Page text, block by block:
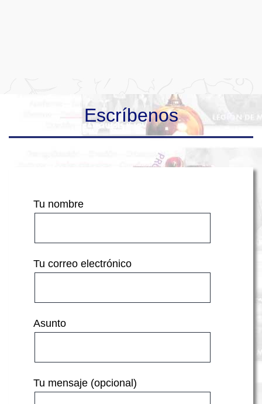
Escríbenos
Tu nombre
Tu correo electrónico
Asunto
Tu mensaje (opcional)